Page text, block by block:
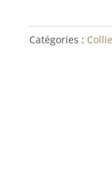
Catégories :